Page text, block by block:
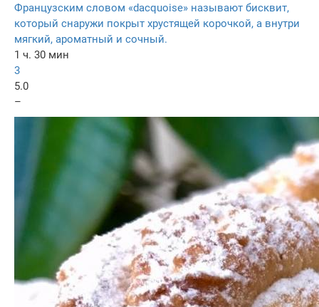
Французским словом «dacquoise» называют бисквит,
который снаружи покрыт хрустящей корочкой, а внутри
мягкий, ароматный и сочный.
1 ч. 30 мин
3
5.0
–